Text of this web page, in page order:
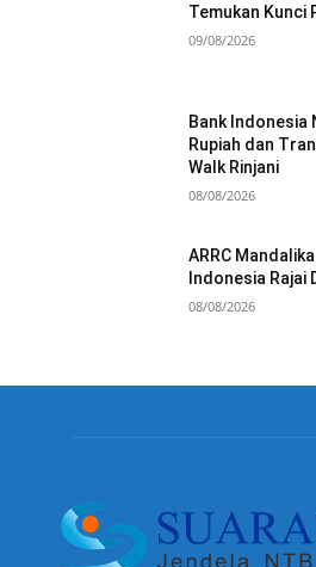
Temukan Kunci
09/08/2026
Bank Indonesia
Rupiah dan
Walk Rinjani
08/08/2026
ARRC
Indonesia Rajai
08/08/2026